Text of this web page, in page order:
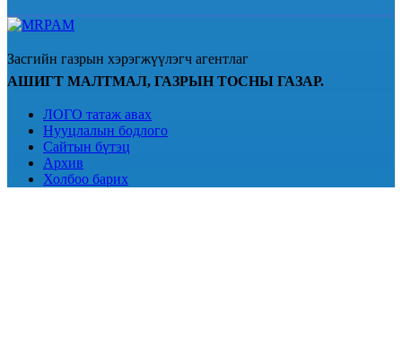
Засгийн газрын хэрэгжүүлэгч агентлаг
АШИГТ МАЛТМАЛ, ГАЗРЫН ТОСНЫ ГАЗАР.
ЛОГО татаж авах
Нууцлалын бодлого
Сайтын бүтэц
Архив
Холбоо барих